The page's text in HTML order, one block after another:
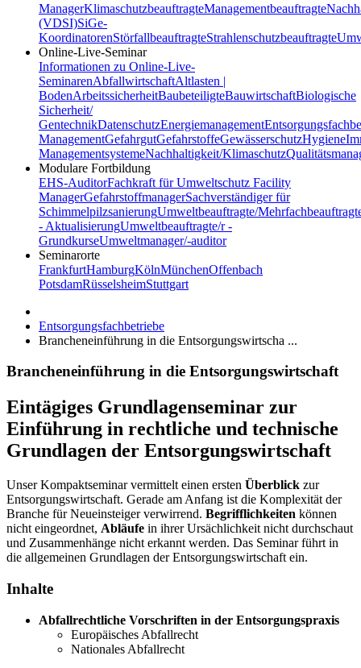
ManagerKlimaschutzbeauftragteManagementbeauftragte
(VDSI)SiGe-
KoordinatorenStörfallbeauftragteStrahlenschutzbeauftragte
Online-Live-Seminar
Informationen zu Online-Live-
SeminarenAbfallwirtschaftAltlasten |
BodenArbeitssicherheitBaubeteiligteBauwirtschaftBiologische
Sicherheit/
GentechnikDatenschutzEnergiemanagement
ManagementGefahrgutGefahrstoffeGewässerschutzHygiene
ManagementsystemeNachhaltigkeit/Klimaschutz
Modulare Fortbildung
EHS-AuditorFachkraft für Umweltschutz Facility
ManagerGefahrstoffmanagerSachverständiger für
SchimmelpilzsanierungUmweltbeauftragte/
- AktualisierungUmweltbeauftragte/r -
GrundkurseUmweltmanager/-auditor
Seminarorte
FrankfurtHamburgKölnMünchenOffenbach
PotsdamRüsselsheimStuttgart
Entsorgungsfachbetriebe
Brancheneinführung in die Entsorgungswirtscha ...
Brancheneinführung in die Entsorgungswirtschaft
Eintägiges Grundlagenseminar zur
Einführung in rechtliche und technische
Grundlagen der Entsorgungswirtschaft
Unser Kompaktseminar vermittelt einen ersten Überblick zur
Entsorgungswirtschaft. Gerade am Anfang ist die Komplexität der
Branche für Neueinsteiger verwirrend. Begrifflichkeiten können
nicht eingeordnet, Abläufe in ihrer Ursächlichkeit nicht durchschaut
und Zusammenhänge nicht erkannt werden. Das Seminar führt in
die allgemeinen Grundlagen der Entsorgungswirtschaft ein.
Inhalte
Abfallrechtliche Vorschriften in der Entsorgungspraxis
Europäisches Abfallrecht
Nationales Abfallrecht